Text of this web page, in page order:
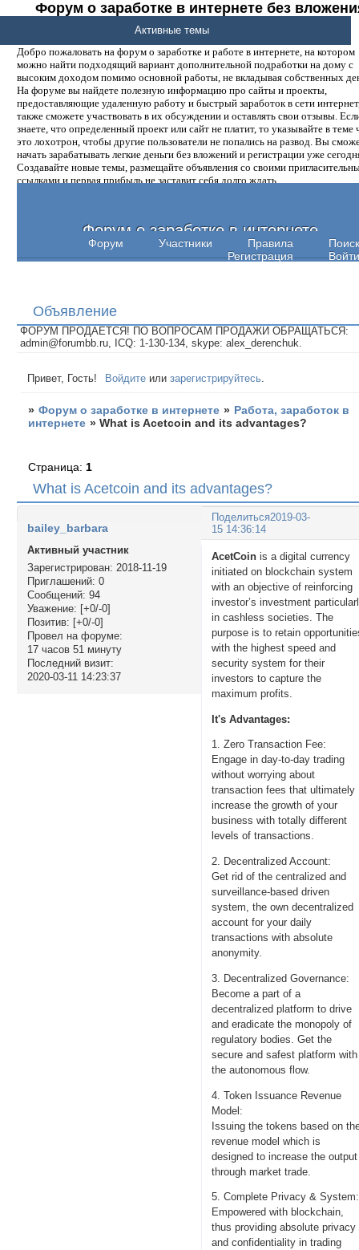
Форум о заработке в интернете без
денег.
Добро пожаловать на форум о заработке и работе в интернете, на котором
можно найти подходящий вариант дополнительной подработки на дому с
высоким доходом помимо основной работы, не вкладывая собственных
На форуме вы найдете полезную информацию про сайты и проекты,
предоставляющие удаленную работу и быстрый заработок в сети
также сможете участвовать в их обсуждении и оставлять свои отзывы.
знаете, что определенный проект или сайт не платит, то указывайте в теме
это лохотрон, чтобы другие пользователи не попались на развод. Вы
начать зарабатывать легкие деньги без вложений и регистрации уже
Создавайте новые темы, размещайте объявления со своими
ссылками и первая прибыль не заставит себя долго ждать.
Форум о заработке в интернете
Форум Участники Правила
Поиск
Регистрация
Войти
Активные темы
Объявление
ФОРУМ ПРОДАЕТСЯ! ПО ВОПРОСАМ ПРОДАЖИ ОБРАЩАТЬСЯ:
admin@forumbb.ru, ICQ: 1-130-134, skype: alex_derenchuk.
Привет, Гость! Войдите илизарегистрируйтесь
» Форум о заработке в интернете » Работа, заработок в
интернете »What is Acetcoin and its advantages?
What is Acetcoin and its advantages?
Страница: 1
Поделиться2019-03-
15 14:36:14
bailey_barbara
Активный участник
Зарегистрирован: 2018-11-19
Приглашений: 0
Сообщений: 94
Уважение: [+0/-0]
Позитив: [+0/-0]
Провел на форуме:
17 часов 51 минуту
Последний визит:
2020-03-11 14:23:37
AcetCoin is a digital currency
initiated on blockchain system
with an objective of reinforcing
investor’s investment
in cashless societies. The
purpose is to retain
with the highest speed and
security system for their
investors to capture the
maximum profits.
It's Advantages:
1. Zero Transaction Fee:
Engage in day-to-day trading
without worrying about
transaction fees that ultimately
increase the growth of your
business with totally different
levels of transactions.
2. Decentralized Account:
Get rid of the centralized and
surveillance-based driven
system, the own decentralized
account for your daily
transactions with absolute
anonymity.
3. Decentralized Governance:
Become a part of a
decentralized platform to drive
and eradicate the monopoly of
regulatory bodies. Get the
secure and safest platform with
the autonomous flow.
4. Token Issuance Revenue
Model:
Issuing the tokens based on
revenue model which is
designed to increase the output
through market trade.
5. Complete Privacy & System:
Empowered with blockchain,
thus providing absolute privacy
and confidentiality in trading